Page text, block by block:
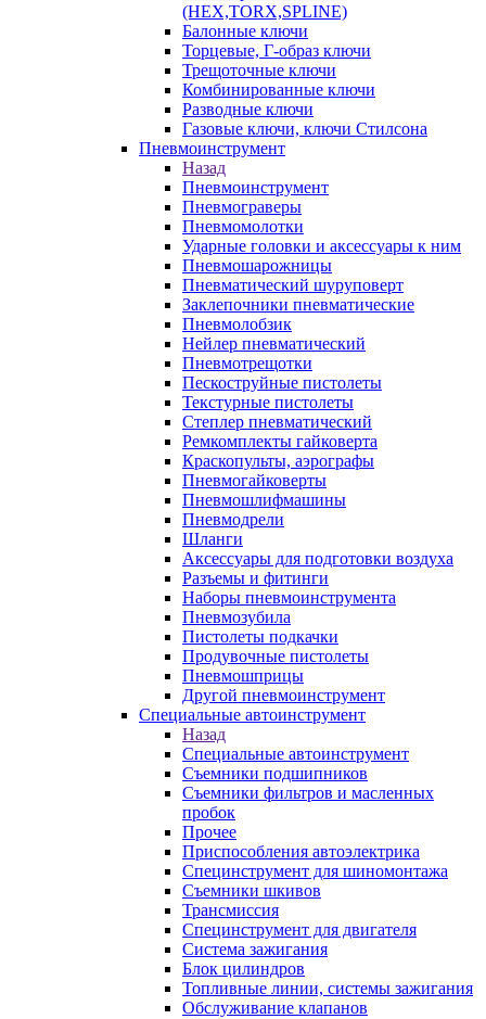
(HEX,TORX,SPLINE)
Балонные ключи
Торцевые, Г-образ ключи
Трещоточные ключи
Комбинированные ключи
Разводные ключи
Газовые ключи, ключи Стилсона
Пневмоинструмент
Назад
Пневмоинструмент
Пневмограверы
Пневмомолотки
Ударные головки и аксессуары к ним
Пневмошарожницы
Пневматический шуруповерт
Заклепочники пневматические
Пневмолобзик
Нейлер пневматический
Пневмотрещотки
Пескоструйные пистолеты
Текстурные пистолеты
Степлер пневматический
Ремкомплекты гайковерта
Краскопульты, аэрографы
Пневмогайковерты
Пневмошлифмашины
Пневмодрели
Шланги
Аксессуары для подготовки воздуха
Разъемы и фитинги
Наборы пневмоинструмента
Пневмозубила
Пистолеты подкачки
Продувочные пистолеты
Пневмошприцы
Другой пневмоинструмент
Специальные автоинструмент
Назад
Специальные автоинструмент
Съемники подшипников
Съемники фильтров и масленных
пробок
Прочее
Приспособления автоэлектрика
Специнструмент для шиномонтажа
Съемники шкивов
Трансмиссия
Специнструмент для двигателя
Система зажигания
Блок цилиндров
Топливные линии, системы зажигания
Обслуживание клапанов